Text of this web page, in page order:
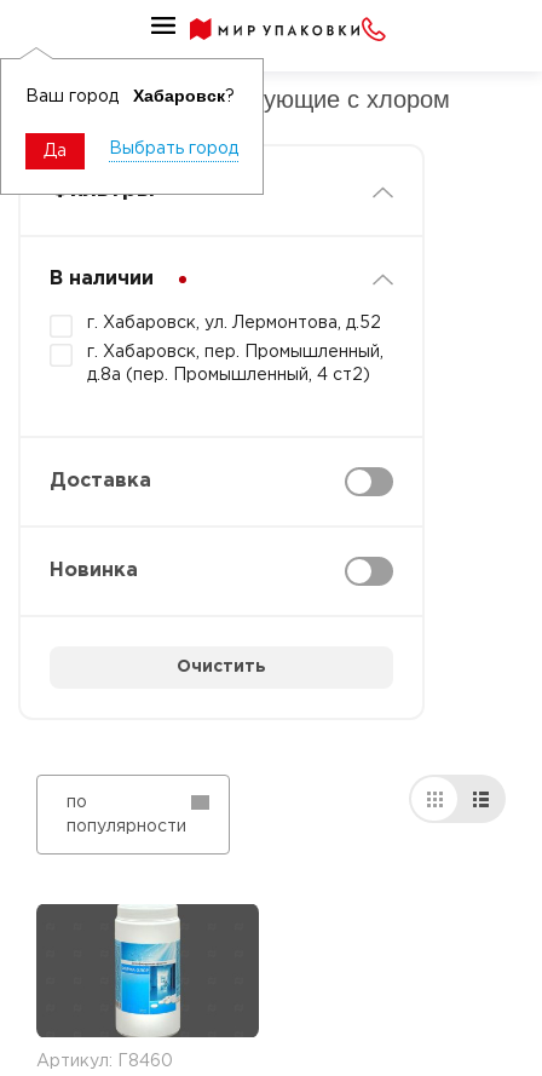
Ваш город Хабаровск?
Да Выбрать город
Таблетки дезинфицирующие с хлором
Фильтры
В наличии
г. Хабаровск, ул. Лермонтова, д.52
г. Хабаровск, пер. Промышленный,
д.8а (пер. Промышленный, 4 ст2)
Доставка
Новинка
Очистить
по
популярности
Артикул: Г8460